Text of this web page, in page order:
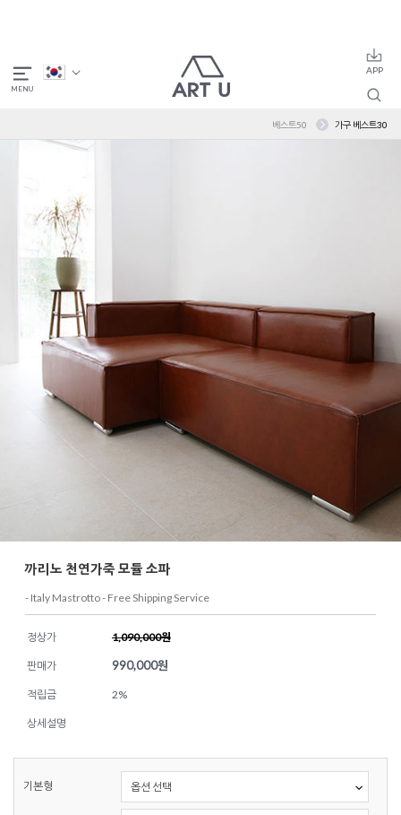
베스트50 가구 베스트30
까리노 천연가죽 모듈 소파
- Italy Mastrotto - Free Shipping Service
정상가 1,090,000원
판매가 990,000원
적립금 2%
상세설명
기본형